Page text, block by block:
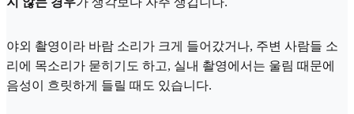
야외 촬영이라 바람 소리가 크게 들어갔거나, 주변 사람들 소
리에 목소리가 묻히기도 하고, 실내 촬영에서는 울림 때문에
음성이 흐릿하게 들릴 때도 있습니다.